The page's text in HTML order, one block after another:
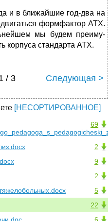
и в ближайшие год-два на
формфактор АТХ.
мы будем преиму­
корпуса стандарта АТХ.
/ 3 Следующая >
[НЕСОРТИРОВАННОЕ]
69
2
9
2
5
22